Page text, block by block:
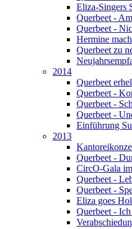
Eliza-Singers
Querbeet -
Querbeet -
Hermine
Querbeet zu
2014
Querbeet
Querbeet -
Querbeet -
Querbeet -
Einführung
2013
Querbeet -
CircO-Gala
Querbeet -
Querbeet -
Eliza goes
Querbeet -